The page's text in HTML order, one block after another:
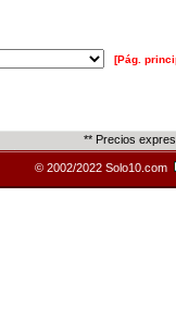
[Pág.
** Precios
© 2002/2022 Solo10.com